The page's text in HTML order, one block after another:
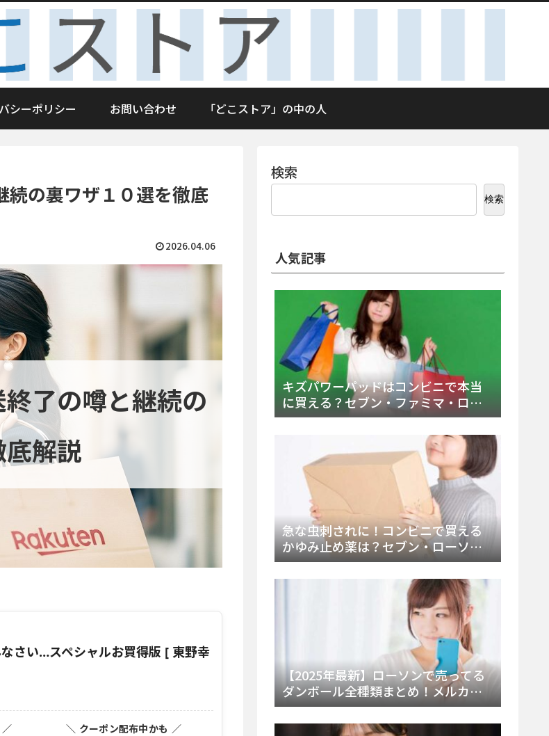
シーポリシー お問い合わせ 「どこストア」の中の人
続の裏ワザ１０選を徹底
2026.04.06
終了の噂と継続の
解説
さい…スペシャルお買得版 [ 東野幸
＼ クーポン配布中かも ／
検索
検索
人気記事
キズパワーパッドはコンビニで本当
に買える？セブン・ファミマ・ロー
ソン徹底調査＆値段と種類別販売場
急な虫刺されに！コンビニで買える
かゆみ止め薬は？セブン・ローソ
ン・ファミマの販売状況と定番商品
まとめ
【2025年最新】ローソンで売ってる
ダンボール全種類まとめ！メルカリ
便・ゆうパック対応サイズと価格を
徹底解説